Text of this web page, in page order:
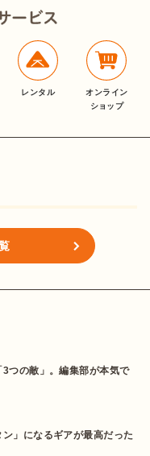
レンタル
オンライン
ショップ
つの敵」。編集部が本気で
」になるギアが最高だった